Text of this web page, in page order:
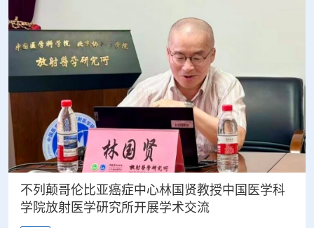
不列颠哥伦比亚癌症中心林国贤教授中国医学科
学院放射医学研究所开展学术交流